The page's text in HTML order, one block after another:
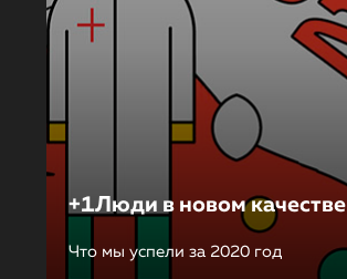
+1Люди в новом качестве
Что мы успели за 2020 год